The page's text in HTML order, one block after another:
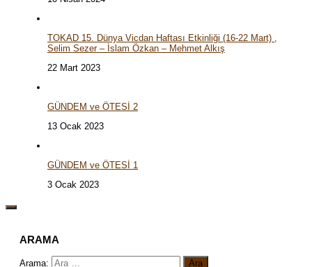
TOKAD 15. Dünya Vicdan Haftası Etkinliği (16-22 Mart) ,
Selim Sezer – İslam Özkan – Mehmet Alkış
22 Mart 2023
GÜNDEM ve ÖTESİ 2
13 Ocak 2023
GÜNDEM ve ÖTESİ 1
3 Ocak 2023
ARAMA
Arama: